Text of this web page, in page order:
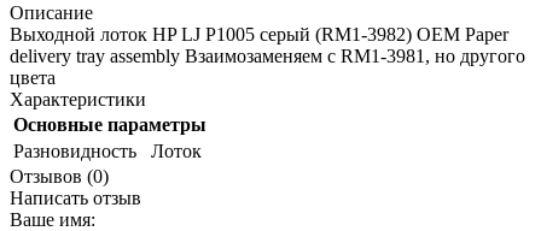
Описание
Выходной лоток HP LJ P1005 серый (RM1-3982) OEM Paper
delivery tray assembly Взаимозаменяем с RM1-3981, но другого
цвета
Характеристики
Основные параметры
Разновидность
Лоток
Отзывов (0)
Написать отзыв
Ваше имя: